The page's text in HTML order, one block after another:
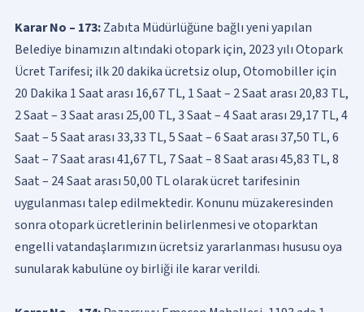
Karar No – 173:Zabıta Müdürlüğüne bağlı yeni yapılan
Belediye binamızın altındaki otopark için, 2023 yılı Otopark
Ücret Tarifesi; ilk 20 dakika ücretsiz olup, Otomobiller için
20 Dakika 1 Saat arası 16,67 TL, 1 Saat – 2 Saat arası 20,83 TL,
2 Saat – 3 Saat arası 25,00 TL, 3 Saat – 4 Saat arası 29,17 TL, 4
Saat – 5 Saat arası 33,33 TL, 5 Saat – 6 Saat arası 37,50 TL, 6
Saat – 7 Saat arası 41,67 TL, 7 Saat – 8 Saat arası 45,83 TL, 8
Saat – 24 Saat arası 50,00 TL olarak ücret tarifesinin
uygulanması talep edilmektedir. Konunu müzakeresinden
sonra otopark ücretlerinin belirlenmesi ve otoparktan
engelli vatandaşlarımızın ücretsiz yararlanması hususu oya
sunularak kabulüne oy birliği ile karar verildi.